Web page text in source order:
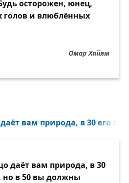
осторожен, юнец,
голов и влюблённых
Омар Хайям
вам природа, в 30 его
даёт вам природа, в 30
но в 50 вы должны